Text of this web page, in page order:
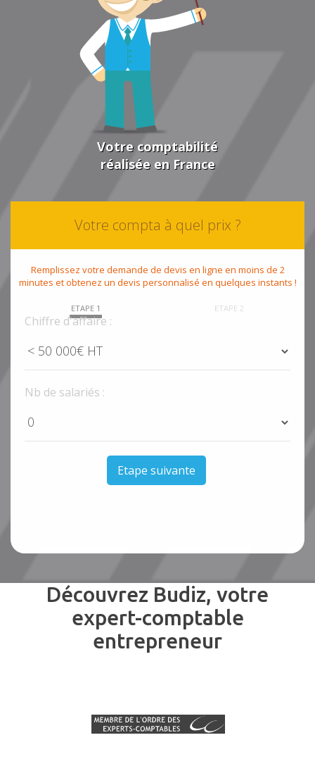
Votre comptabilité
réalisée en France
Votre compta à quel prix ?
Remplissez votre demande de devis en ligne en moins de 2
minutes et obtenez un devis personnalisé en quelques instants !
ETAPE 1 ETAPE 2
Chiffre d'affaire :
Nb de salariés :
Etape suivante
Découvrez Budiz, votre
expert-comptable
entrepreneur